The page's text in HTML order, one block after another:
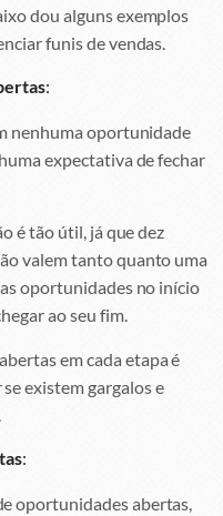
dou alguns exemplos
funis de vendas.
:
nenhuma oportunidade
expectativa de fechar
é tão útil, já que dez
valem tanto quanto uma
oportunidades no início
ao seu fim.
em cada etapa é
existem gargalos e
:
oportunidades abertas,